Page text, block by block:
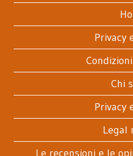
Privacy
Chi
Privacy
Legal
Le recensioni e le